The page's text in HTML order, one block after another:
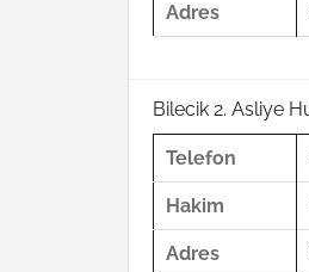
Adres
Bilecik 2. Asliye
Telefon
Hakim
Adres